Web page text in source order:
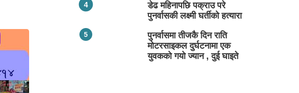
डेढ महिनापछि पक्राउ परे
पुनर्वासकी लक्ष्मी घर्तीको हत्यारा
पुनर्वासमा तीजकै दिन राति
मोटरसाइकल दुर्घटनामा एक
युवकको गयो ज्यान , दुई घाइते